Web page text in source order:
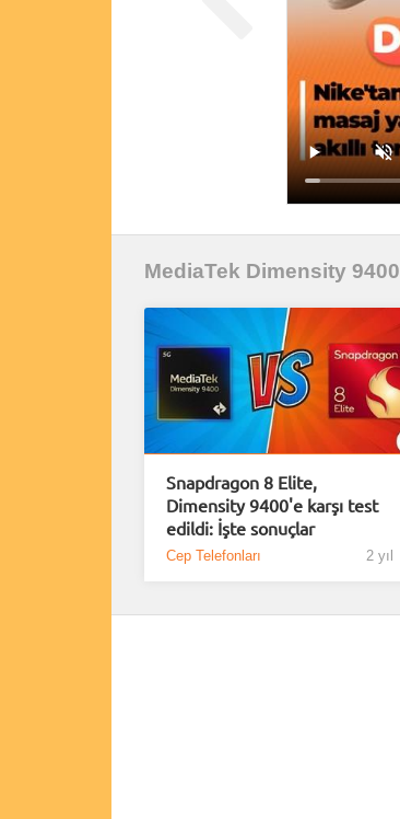
MediaTek Dimensity 9400
Snapdragon 8 Elite,
Dimensity 9400'e karşı test
edildi: İşte sonuçlar
Cep Telefonları 2 yıl